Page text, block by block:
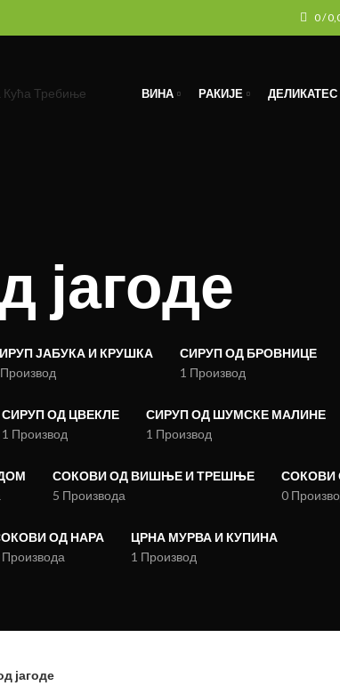
0/
ВИНА РАКИЈЕ ДЕЛИКАТЕС
јагоде
ЈАБУКА И КРУШКА
СИРУП ОД БРОВНИЦЕ
1 Производ
СИРУП ОД ЦВЕКЛЕ
1 Производ
СИРУП ОД ШУМСКЕ МАЛИНЕ
1 Производ
СОКОВИ ОД ВИШЊЕ И ТРЕШЊЕ
5 Производа
СОКОВИ
0
ОД НАРА
Производа
ЦРНА МУРВА И КУПИНА
1 Производ
јагоде